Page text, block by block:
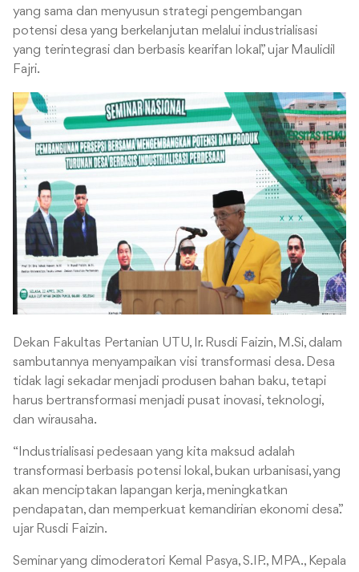
yang sama dan menyusun strategi pengembangan
potensi desa yang berkelanjutan melalui industrialisasi
yang terintegrasi dan berbasis kearifan lokal,” ujar Maulidil
Fajri.
Dekan Fakultas Pertanian UTU, Ir. Rusdi Faizin, M.Si, dalam
sambutannya menyampaikan visi transformasi desa. Desa
tidak lagi sekadar menjadi produsen bahan baku, tetapi
harus bertransformasi menjadi pusat inovasi, teknologi,
dan wirausaha.
“Industrialisasi pedesaan yang kita maksud adalah
transformasi berbasis potensi lokal, bukan urbanisasi, yang
akan menciptakan lapangan kerja, meningkatkan
pendapatan, dan memperkuat kemandirian ekonomi desa.”
ujar Rusdi Faizin.
Seminar yang dimoderatori Kemal Pasya, S.IP., MPA., Kepala